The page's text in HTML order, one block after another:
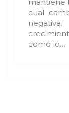
mantiene
cual
como lo…